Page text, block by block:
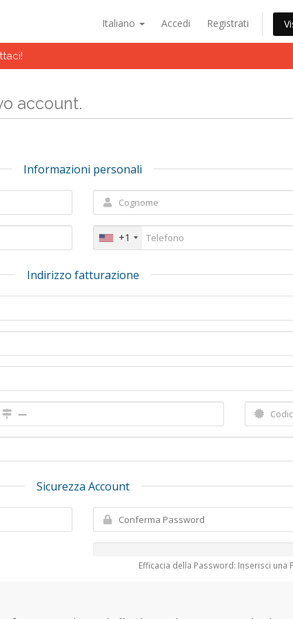
Italiano Accedi Registrati
account.
Informazioni personali
+1
Indirizzo fatturazione
Sicurezza Account
Efficacia della Password: Inserisci una